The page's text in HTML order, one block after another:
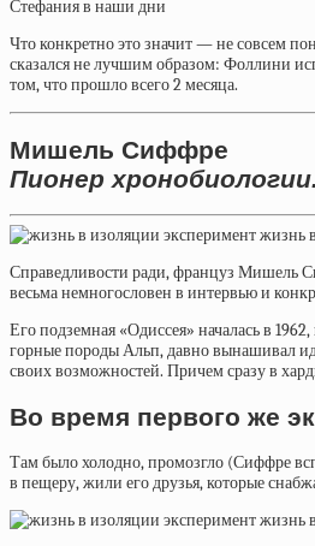
Стефания в наши дни
Что конкретно это значит — не совсем
сказался не лучшим образом: Фоллини
том, что прошло всего 2 месяца.
Мишель Сиффре
Пионер
Справедливости ради, француз Мишель
весьма немногословен в интервью и
Его подземная «Одиссея» началась в
горные породы Альп, давно вынашивал
своих возможностей. Причем сразу в
Во время первого же
Там было холодно, промозгло (Сиффре
в пещеру, жили его друзья, которые